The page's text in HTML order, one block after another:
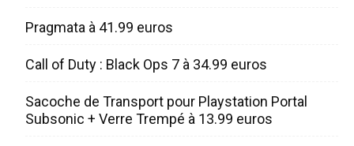
Pragmata à 41.99 euros
Call of Duty : Black Ops 7 à 34.99 euros
Sacoche de Transport pour Playstation Portal
Subsonic + Verre Trempé à 13.99 euros